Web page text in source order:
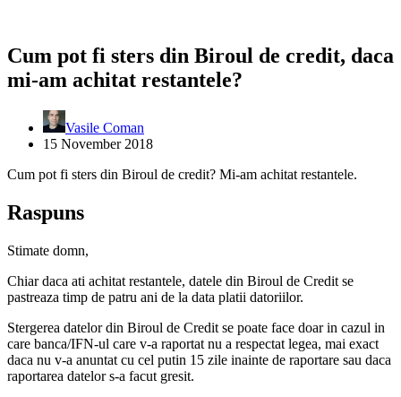
Cum pot fi sters din Biroul de credit, daca
mi-am achitat restantele?
Vasile Coman
15 November 2018
Cum pot fi sters din Biroul de credit? Mi-am achitat restantele.
Raspuns
Stimate domn,
Chiar daca ati achitat restantele, datele din Biroul de Credit se
pastreaza timp de patru ani de la data platii datoriilor.
Stergerea datelor din Biroul de Credit se poate face doar in cazul in
care banca/IFN-ul care v-a raportat nu a respectat legea, mai exact
daca nu v-a anuntat cu cel putin 15 zile inainte de raportare sau daca
raportarea datelor s-a facut gresit.